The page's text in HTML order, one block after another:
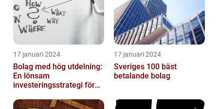
17 januari 2024
Bolag med hög utdelning:
En lönsam
investeringsstrategi för
17 januari 2024
Sveriges 100 bäst
betalande bolag